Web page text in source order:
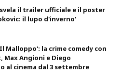
il trailer ufficiale e il poster
il lupo d'inverno'
Malloppo': la crime comedy con
Max Angioni e Diego
al cinema dal 3 settembre